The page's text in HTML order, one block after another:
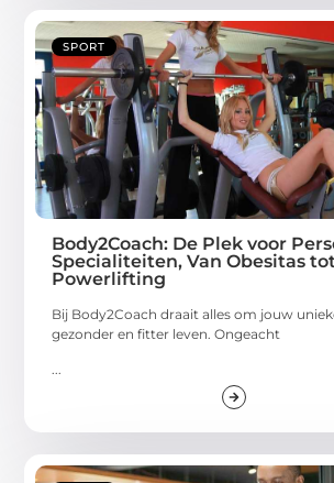
SPORT
Body2Coach: De Plek voor
Specialiteiten, Van Obesitas tot
Powerlifting
Bij Body2Coach draait alles om jouw
gezonder en fitter leven. Ongeacht
...